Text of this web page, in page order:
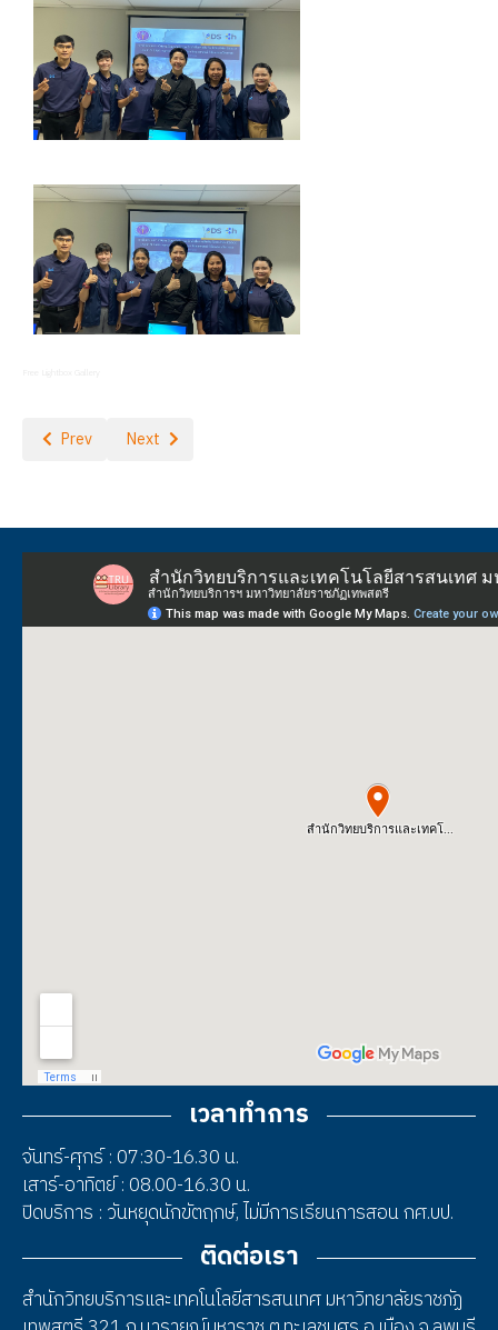
Previous article: โครงการอบรมเชิงปฏิบัติการ "NextGen Librarian"
Prev Next article: รับมอบโล่รางวัล "Sustainable AI Solution
Next
เวลาทำการ
จันทร์-ศุกร์ : 07:30-16.30 น.
เสาร์-อาทิตย์ : 08.00-16.30 น.
ปิดบริการ : วันหยุดนักขัตฤกษ์, ไม่มีการเรียนการสอน กศ.บป.
ติดต่อเรา
สำนักวิทยบริการและเทคโนโลยีสารสนเทศ มหาวิทยาลัยราชภัฏ